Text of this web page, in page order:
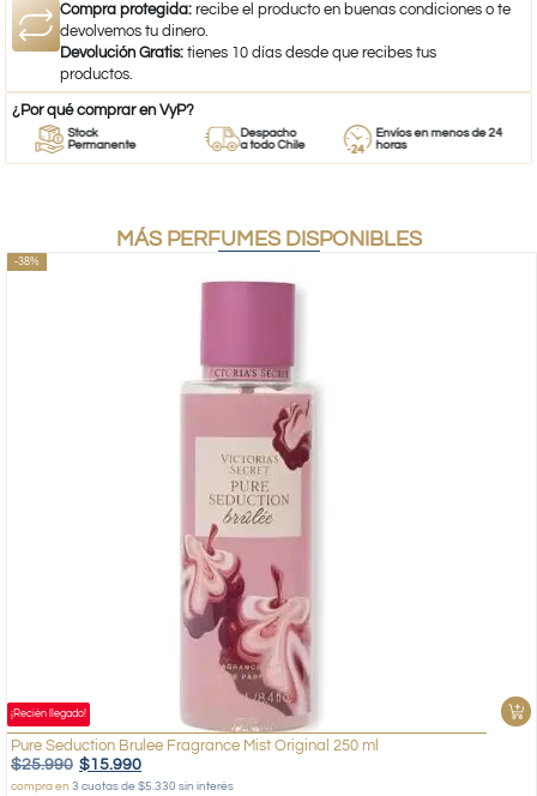
Compra protegida: recibe el producto en buenas condiciones o te
devolvemos tu dinero.
Devolución Gratis: tienes 10 días desde que recibes tus
productos.
¿Por qué comprar en VyP?
Stock
Permanente
Despacho
a todo Chile
Envíos en menos de 24
horas
MÁS PERFUMES DISPONIBLES
-38%
¡Recién llegado!
Pure Seduction Brulee Fragrance Mist Original 250 ml
$25.990 $15.990
compra en 3 cuotas de $5.330 sin interés